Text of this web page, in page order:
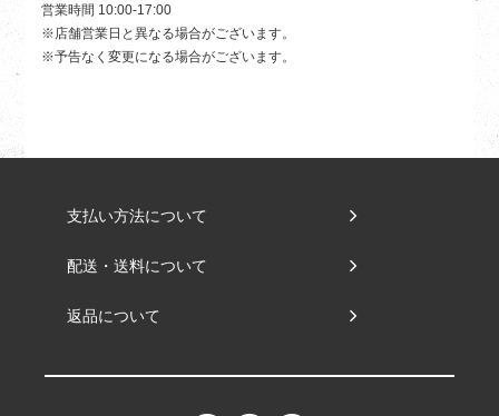
営業時間 10:00-17:00
※店舗営業日と異なる場合がございます。
※予告なく変更になる場合がございます。
支払い方法について
配送・送料について
返品について